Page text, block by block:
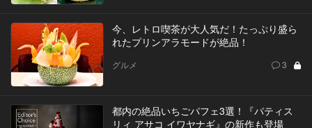
今、レトロ喫茶が大人気だ！たっぷり盛ら
れたプリンアラモードが絶品！
グルメ 3
都内の絶品いちごパフェ3選！『パティス
リィ アサコ イワヤナギ』の新作も登場